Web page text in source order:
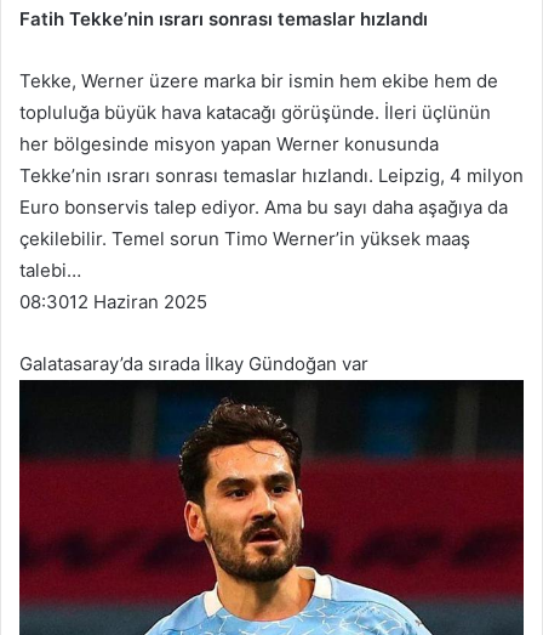
Fatih Tekke’nin ısrarı sonrası temaslar hızlandı
Tekke, Werner üzere marka bir ismin hem ekibe hem de
topluluğa büyük hava katacağı görüşünde. İleri üçlünün
her bölgesinde misyon yapan Werner konusunda
Tekke’nin ısrarı sonrası temaslar hızlandı. Leipzig, 4 milyon
Euro bonservis talep ediyor. Ama bu sayı daha aşağıya da
çekilebilir. Temel sorun Timo Werner’in yüksek maaş
talebi…
08:3012 Haziran 2025
Galatasaray’da sırada İlkay Gündoğan var